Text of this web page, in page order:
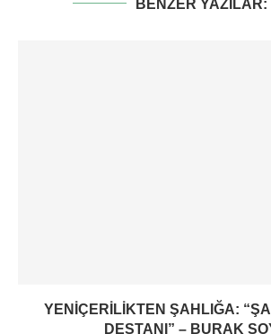
BENZER YAZILAR:
YENIÇERILIKTEN ŞAHLIĞA:
DESTANI” – BURAK